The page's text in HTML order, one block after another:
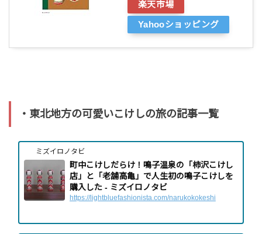
楽天市場
Yahooショッピング
・東北地方の可愛いこけしの旅の記事一覧
ミズイロノタビ
町中こけしだらけ！鳴子温泉の「柿沢こけし
店」と「老舗高亀」で人生初の鳴子こけしを
購入した - ミズイロノタビ
https://lightbluefashionista.com/narukokokeshi